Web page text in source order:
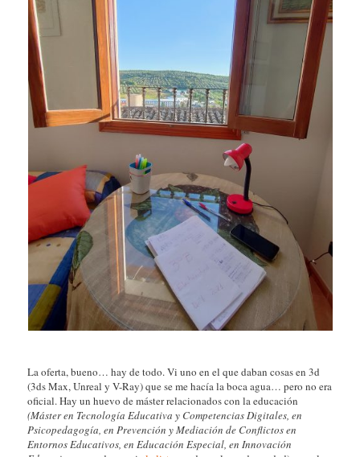
La oferta, bueno… hay de todo. Vi uno en el que daban cosas en 3d
(3ds Max, Unreal y V-Ray) que se me hacía la boca agua… pero no era
oficial. Hay un huevo de máster relacionados con la educación
(Máster en Tecnología Educativa y Competencias Digitales, en
Psicopedagogía, en Prevención y Mediación de Conflictos en
Entornos Educativos, en Educación Especial, en Innovación